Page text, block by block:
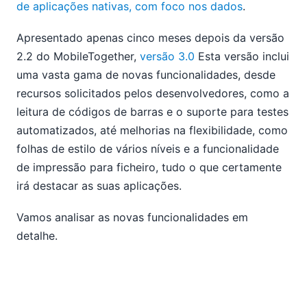
de aplicações nativas, com foco nos dados.
Apresentado apenas cinco meses depois da versão
2.2 do MobileTogether, versão 3.0 Esta versão inclui
uma vasta gama de novas funcionalidades, desde
recursos solicitados pelos desenvolvedores, como a
leitura de códigos de barras e o suporte para testes
automatizados, até melhorias na flexibilidade, como
folhas de estilo de vários níveis e a funcionalidade
de impressão para ficheiro, tudo o que certamente
irá destacar as suas aplicações.
Vamos analisar as novas funcionalidades em
detalhe.